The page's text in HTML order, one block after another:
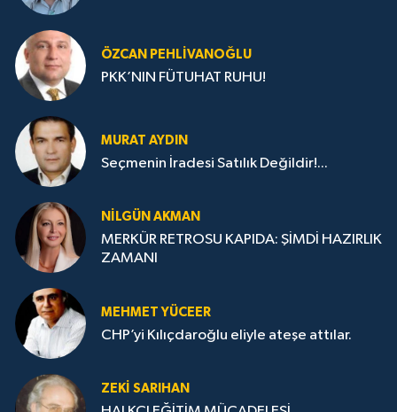
ÖZCAN PEHLIVANOĞLU
PKK’NIN FÜTUHAT RUHU!
MURAT AYDIN
Seçmenin İradesi Satılık Değildir!...
NILGÜN AKMAN
MERKÜR RETROSU KAPIDA: ŞİMDİ HAZIRLIK
ZAMANI
MEHMET YÜCEER
CHP’yi Kılıçdaroğlu eliyle ateşe attılar.
ZEKI SARIHAN